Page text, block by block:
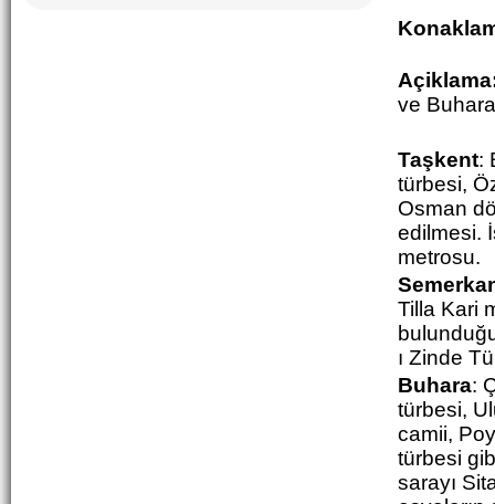
ve
Taşkent:
türbesi,
Osman
edilmesi.
metrosu.
Tilla Kari
ı Zinde
Buhara:
türbesi,
camii,
türbesi
sarayı